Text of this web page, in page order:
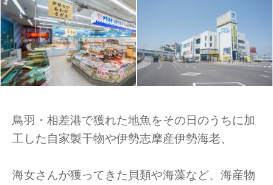
鳥羽・相差港で獲れた地魚をその日のうちに加
工した自家製干物や伊勢志摩産伊勢海老、
海女さんが獲ってきた貝類や海藻など、海産物